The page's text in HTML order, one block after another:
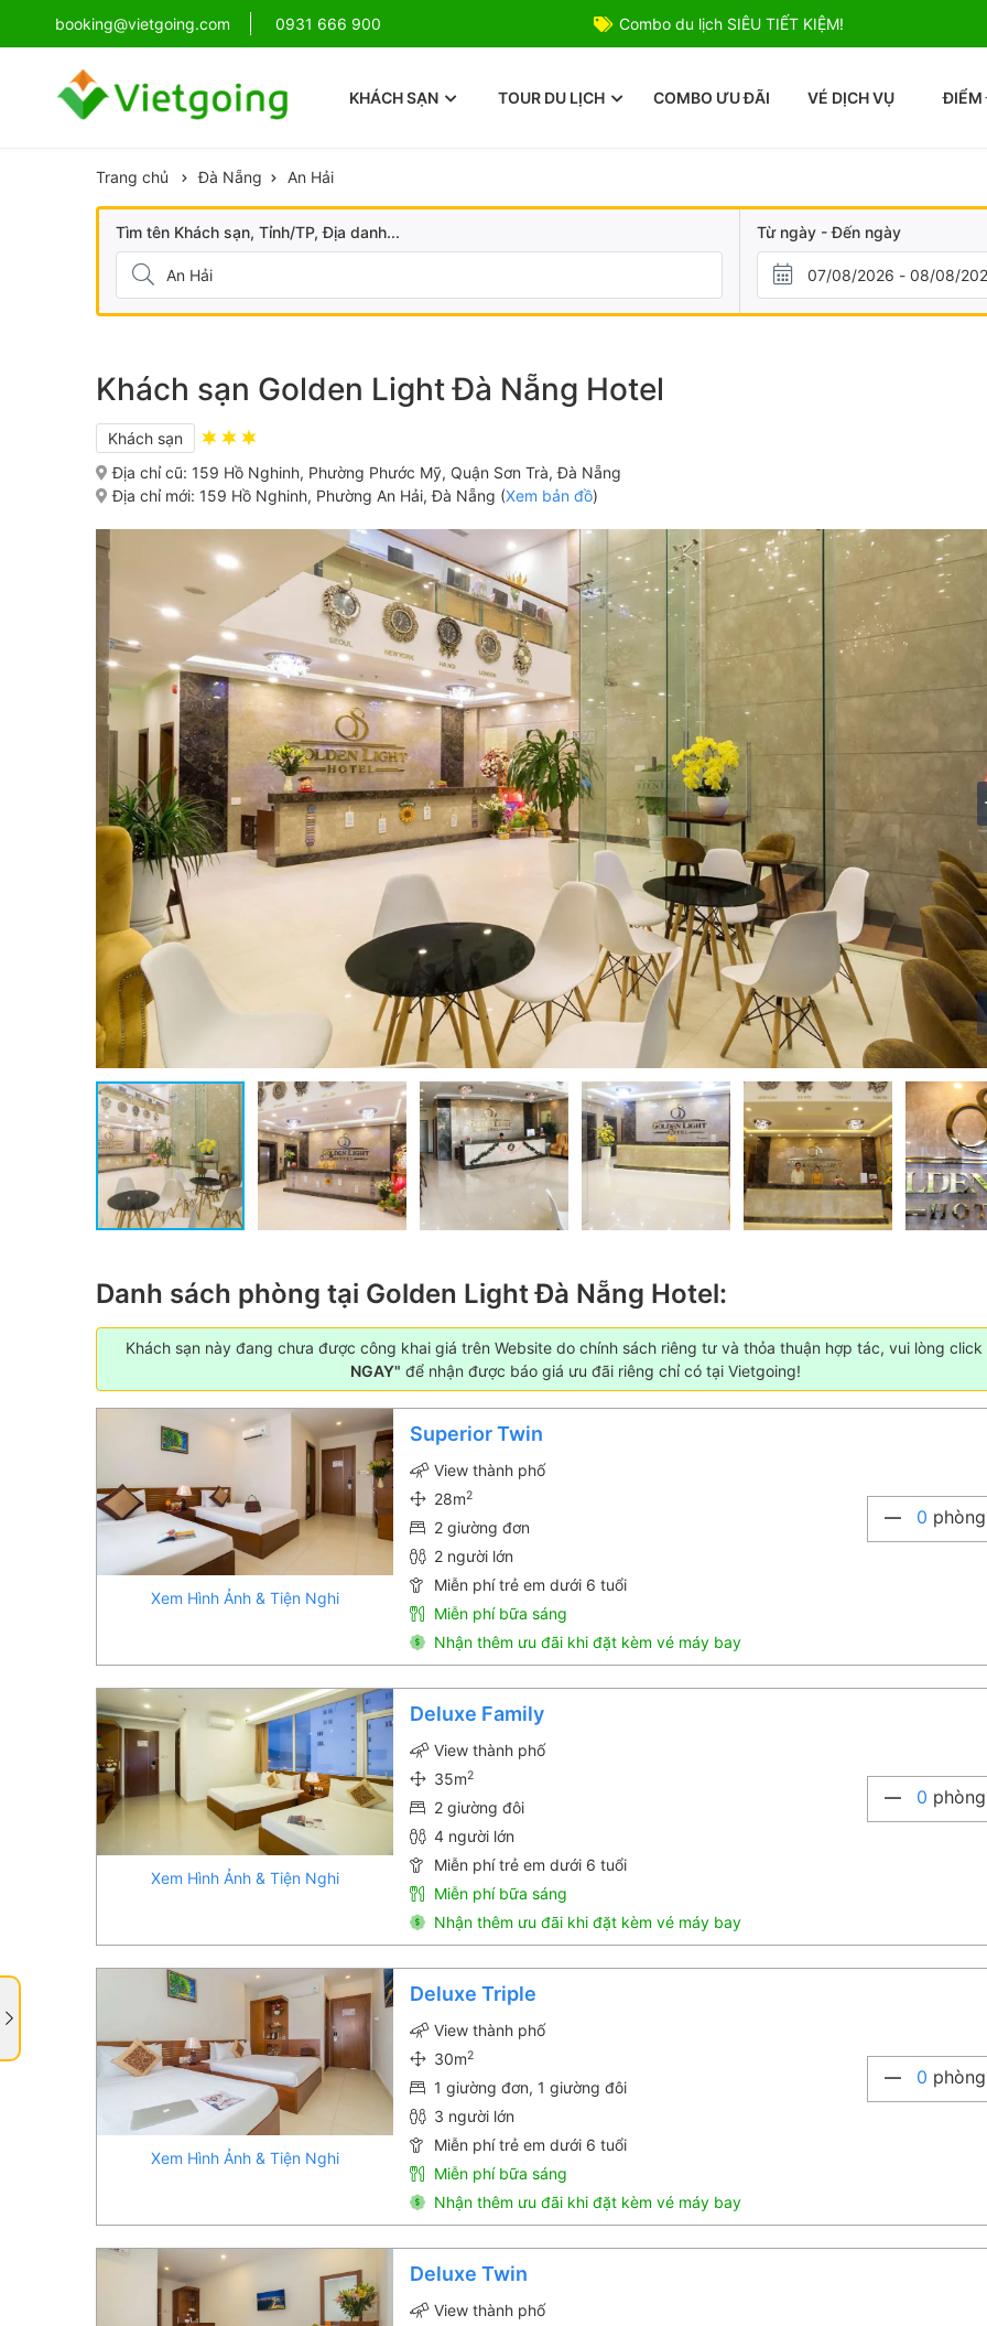
booking@vietgoing.com 0931 666 900
Combo Phú Quốc Giá Cực Sốc Combo du lịch SIÊU TIẾT KIỆM!
KHÁCH SẠN TOUR DU LỊCH COMBO ƯU ĐÃI VÉ DỊCH VỤ ĐIỂM
Trang chủ Đà Nẵng An Hải
Tìm tên Khách sạn, Tỉnh/TP, Địa danh... Từ ngày - Đến ngày
Khách sạn Golden Light Đà Nẵng Hotel
Khách sạn
Địa chỉ cũ: 159 Hồ Nghinh, Phường Phước Mỹ, Quận Sơn Trà, Đà Nẵng
Địa chỉ mới: 159 Hồ Nghinh, Phường An Hải, Đà Nẵng (Xem bản đồ)
Danh sách phòng tại Golden Light Đà Nẵng Hotel:
Khách sạn này đang chưa được công khai giá trên Website do chính sách riêng tư và thỏa thuận hợp tác, vui lòng click
NGAY" để nhận được báo giá ưu đãi riêng chỉ có tại Vietgoing!
Xem Hình Ảnh & Tiện Nghi
Superior Twin
View thành phố
28m2
2 giường đơn
2 người lớn
Miễn phí trẻ em dưới 6 tuổi
Miễn phí bữa sáng
Nhận thêm ưu đãi khi đặt kèm vé máy bay
0 phòng
Xem Hình Ảnh & Tiện Nghi
Deluxe Family
View thành phố
35m2
2 giường đôi
4 người lớn
Miễn phí trẻ em dưới 6 tuổi
Miễn phí bữa sáng
Nhận thêm ưu đãi khi đặt kèm vé máy bay
0 phòng
Xem Hình Ảnh & Tiện Nghi
Deluxe Triple
View thành phố
30m2
1 giường đơn, 1 giường đôi
3 người lớn
Miễn phí trẻ em dưới 6 tuổi
Miễn phí bữa sáng
Nhận thêm ưu đãi khi đặt kèm vé máy bay
0 phòng
Deluxe Twin
View thành phố